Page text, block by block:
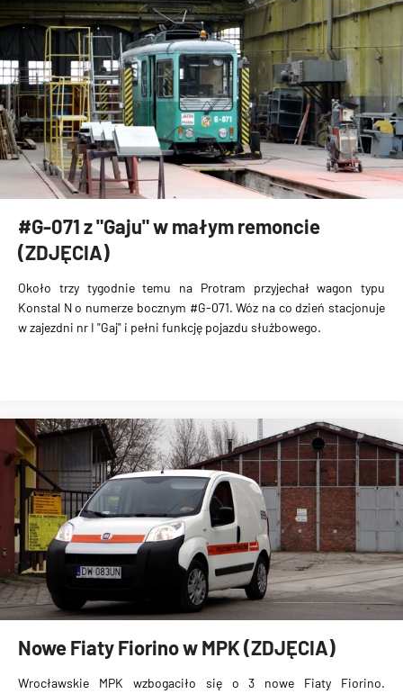
#G-071 z "Gaju" w małym remoncie
(ZDJĘCIA)
Około trzy tygodnie temu na Protram przyjechał wagon typu
Konstal No numerze bocznym #G-071. Wóz na co dzień stacjonuje
w zajezdni nr I "Gaj" i pełni funkcję pojazdu służbowego.
Nowe Fiaty Fiorino w MPK (ZDJĘCIA)
Wrocławskie MPK wzbogaciło się o3 nowe Fiaty Fiorino.